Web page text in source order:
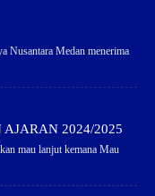
Nusantara Medan menerima
2024/2025
mau lanjut kemana Mau